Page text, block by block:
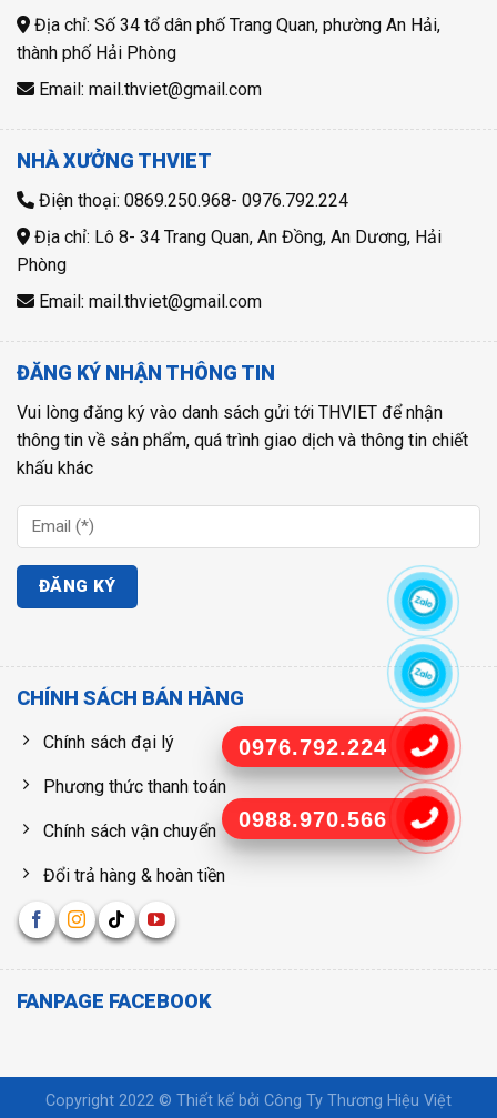
0976.792.224
0988.970.566
Địa chỉ: Số 34 tổ dân phố Trang Quan, phường An Hải,
thành phố Hải Phòng
Email: mail.thviet@gmail.com
NHÀ XƯỞNG THVIET
Điện thoại: 0869.250.968- 0976.792.224
Địa chỉ: Lô 8- 34 Trang Quan, An Đồng, An Dương, Hải
Phòng
Email: mail.thviet@gmail.com
CHÍNH SÁCH BÁN HÀNG
Chính sách đại lý
Phương thức thanh toán
Chính sách vận chuyển
Đổi trả hàng & hoàn tiền
ĐĂNG KÝ NHẬN THÔNG TIN
Vui lòng đăng ký vào danh sách gửi tới THVIET để nhận
thông tin về sản phẩm, quá trình giao dịch và thông tin chiết
khấu khác
FANPAGE FACEBOOK
Copyright 2022 © Thiết kế bởi Công Ty Thương Hiệu Việt